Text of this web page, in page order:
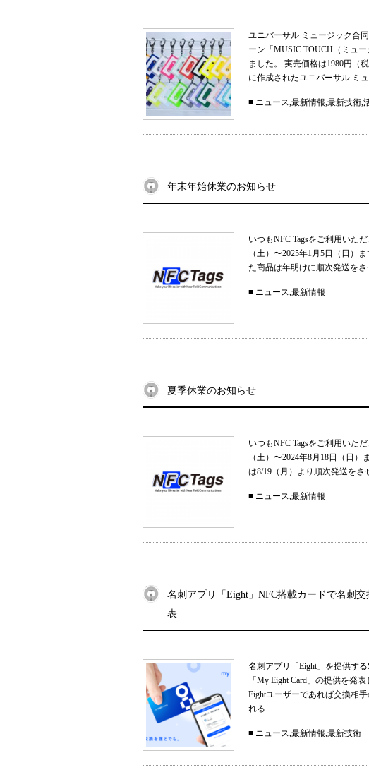
ユニバーサル ミュージック合
ーン「MUSIC TOUCH（ミュ
ました。 実売価格は1980円（
に作成されたユニバーサル ミ
■ ニュース,最新情報,最新技術,
年末年始休業のお知らせ
いつもNFC Tagsをご利用いた
（土）〜2025年1月5日（日
た商品は年明けに順次発送を
■ ニュース,最新情報
夏季休業のお知らせ
いつもNFC Tagsをご利用いた
（土）〜2024年8月18日（日
は8/19（月）より順次発送
■ ニュース,最新情報
名刺アプリ「Eight」NFC搭載カードで名刺
表
名刺アプリ「Eight」を提供す
「My Eight Card」の提供を
Eightユーザーであれば交換相
れる...
■ ニュース,最新情報,最新技術